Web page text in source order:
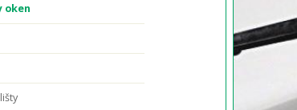
oken